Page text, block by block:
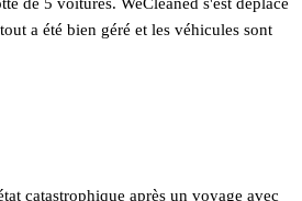
a été bien géré et les véhicules sont
catastrophique après un voyage avec